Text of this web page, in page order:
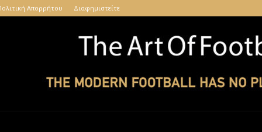
Απορρήτου Διαφημιστείτε